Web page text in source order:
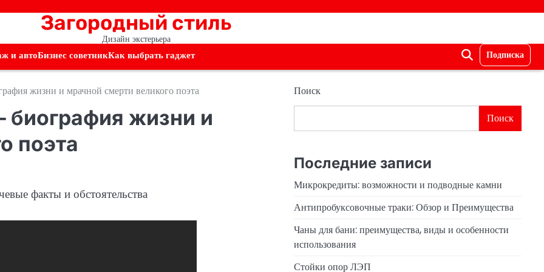
Загородный стиль
Дизайн экстерьера
и автоБизнес советникКак выбрать гаджет Подписка
жизни и мрачной смерти великого поэта
жизни и
поэта
Поиск
Поиск
Последние записи
Микрокредиты: возможности и подводные камни
Антипробуксовочные траки: Обзор и Преимущества
Чаны для бани: преимущества, виды и особенности
использования
Стойки опор ЛЭП